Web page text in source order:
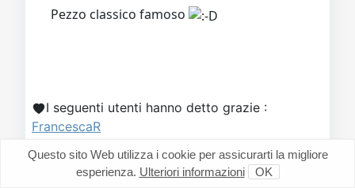
Pezzo classico famoso
I seguenti utenti hanno detto grazie :
FrancescaR
conversazione.
Questo sito Web utilizza i cookie per assicurarti la migliore
esperienza. Ulteriori informazioni OK